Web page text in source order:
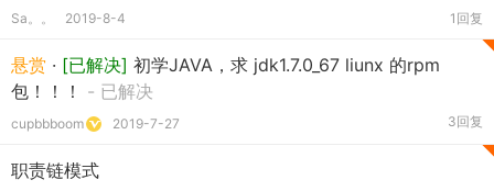
Sa。。 2019-8-4 1回复
悬赏 · [已解决] 初学JAVA，求 jdk1.7.0_67 liunx 的rpm
包！！！ - 已解决
cupbbboom 2019-7-27 3回复
职责链模式